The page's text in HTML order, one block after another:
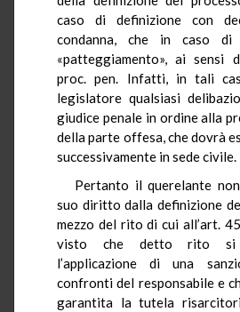
caso di definizione con
condanna, che in caso di
«patteggiamento», ai sensi
proc. pen. Infatti, in tali
legislatore qualsiasi
giudice penale in ordine alla
della parte offesa, che dovrà
successivamente in sede civile.
Pertanto il querelante
suo diritto dalla definizione
mezzo del rito di cui all’art.
visto che detto rito si
l’applicazione di una
confronti del responsabile e
garantita la tutela